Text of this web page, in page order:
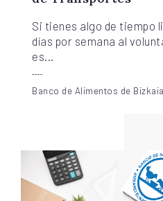
Si tienes algo de tiempo
días por semana al
es...
Banco de Alimentos de Bizkaia